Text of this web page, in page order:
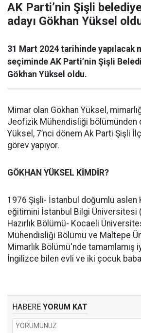
AK Parti’nin Şişli
adayı Gökhan Yüksel
31 Mart 2024 tarihinde yapılacak
seçiminde AK Parti’nin Şişli
Gökhan Yüksel oldu.
Mimar olan Gökhan Yüksel,
Jeofizik Mühendisliği bölümünden
Yüksel, 7’nci dönem Ak Parti Şişli
görev yapıyor.
GÖKHAN YÜKSEL KİMDİR?
1976 Şişli- İstanbul doğumlu aslen
eğitimini İstanbul Bilgi Üniversitesi
Hazırlık Bölümü- Kocaeli
Mühendisliği Bölümü ve Maltepe
Mimarlık Bölümü'nde tamamlamış
İngilizce bilen evli ve iki çocuk
HABERE YORUM KAT